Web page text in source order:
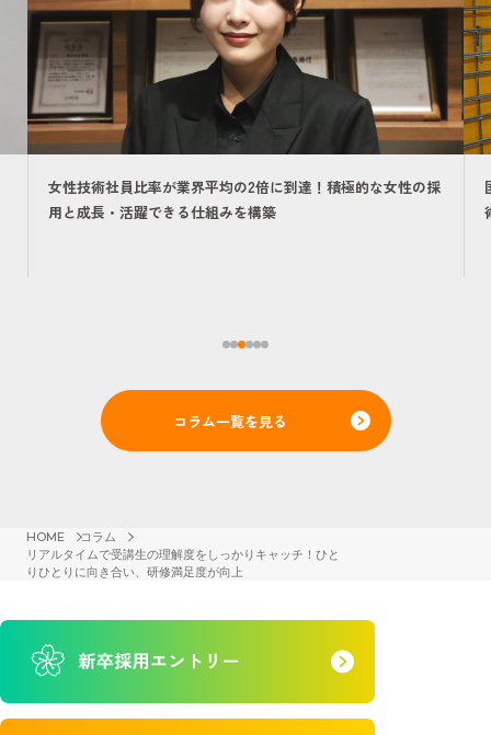
女性技術社員比率が業界平均の2倍に到達！積極的な女性の採
用と成長・活躍できる仕組みを構築
コラム一覧を見る
HOME
コラム
リアルタイムで受講生の理解度をしっかりキャッチ！ひと
りひとりに向き合い、研修満足度が向上